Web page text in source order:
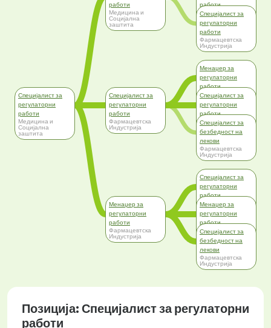
Специјалист за
регулаторни
работи
Медицина и
Социјална
заштита
работи
Медицина и
Социјална
заштита
Специјалист за
регулаторни
работи
Фармацевтска
Индустрија
Менаџер за
регулаторни
работи
Фармацевтска
Индустрија
работи
Медицина и
Социјална
заштита
Специјалист за
регулаторни
работи
Фармацевтска
Индустрија
Менаџер за
регулаторни
работи
Фармацевтска
Индустрија
Специјалист за
регулаторни
работи
Медицина и
Социјална
заштита
Специјалист за
безбедност на
лекови
Фармацевтска
Индустрија
Специјалист за
регулаторни
работи
Фармацевтска
Индустрија
Менаџер за
регулаторни
работи
Медицина и
Социјална
заштита
Специјалист за
безбедност на
лекови
Фармацевтска
Индустрија
Позиција: Специјалист за регулаторни
работи